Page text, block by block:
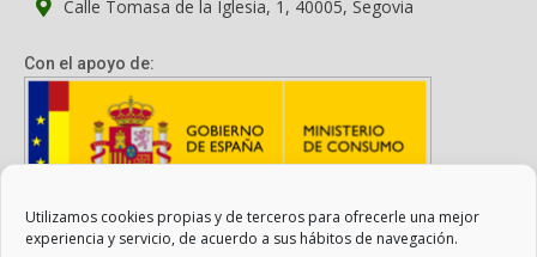
Utilizamos cookies propias y de terceros para ofrecerle una mejor
experiencia y servicio, de acuerdo a sus hábitos de navegación.
Calle Tomasa de la Iglesia, 1, 40005, Segovia
Con el apoyo de:
Con el apoyo del Ministerio de Consumo. Su contenido es
responsabilidad exclusiva de la asociación.